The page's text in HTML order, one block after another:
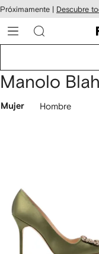
al
Próximamente | Descubre
Manolo
Mujer Hombre